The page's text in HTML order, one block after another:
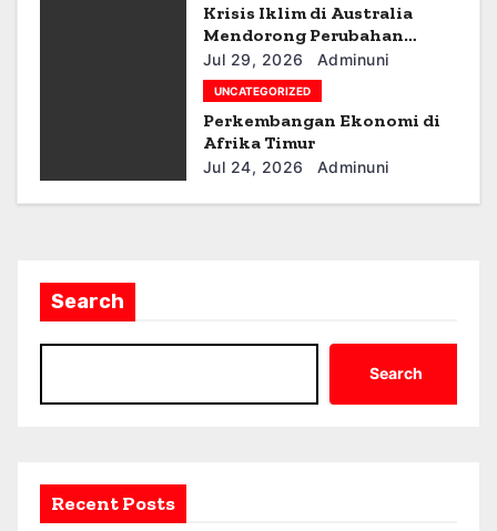
Krisis Iklim di Australia
Mendorong Perubahan
Kebijakan
Jul 29, 2026 Adminuni
UNCATEGORIZED
Perkembangan Ekonomi di
Afrika Timur
Jul 24, 2026 Adminuni
Search
Search
Recent Posts